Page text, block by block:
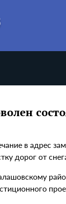
в адрес
дорог от